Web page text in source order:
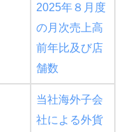
2025年８月度
の月次売上高
前年比及び店
舗数
当社海外子会
社による外貨